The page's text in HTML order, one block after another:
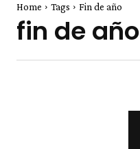
Home Tags Fin de año
fin de año